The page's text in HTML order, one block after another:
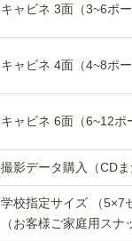
キャビネ 3面（3~6ポー
キャビネ 4面（4~8ポー
キャビネ 6面（6~12ポ
撮影データ購入（CD
学校指定サイズ （5×7
（お客様ご家庭用スナ